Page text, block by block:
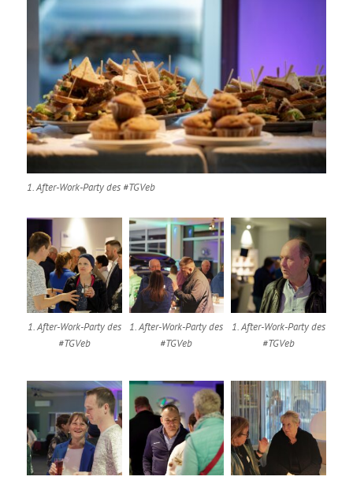
1. After-Work-Party des #TGVeb
1. After-Work-Party des
#TGVeb
1. After-Work-Party des
#TGVeb
1. After-Work-Party des
#TGVeb